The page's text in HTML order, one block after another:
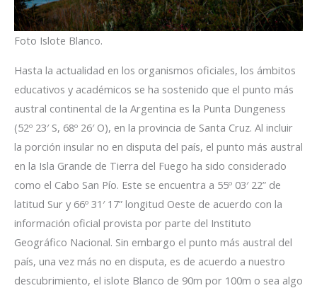
Foto Islote Blanco.
Hasta la actualidad en los organismos oficiales, los ámbitos
educativos y académicos se ha sostenido que el punto más
austral continental de la Argentina es la Punta Dungeness
(52º 23′ S, 68º 26′ O), en la provincia de Santa Cruz. Al incluir
la porción insular no en disputa del país, el punto más austral
en la Isla Grande de Tierra del Fuego ha sido considerado
como el Cabo San Pío. Este se encuentra a 55º 03′ 22” de
latitud Sur y 66º 31′ 17” longitud Oeste de acuerdo con la
información oficial provista por parte del Instituto
Geográfico Nacional. Sin embargo el punto más austral del
país, una vez más no en disputa, es de acuerdo a nuestro
descubrimiento, el islote Blanco de 90m por 100m o sea algo